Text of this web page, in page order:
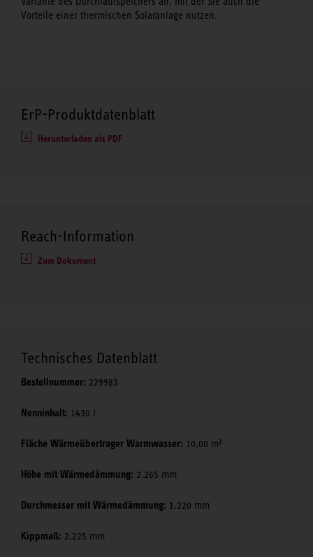
Vorteile einer thermischen Solaranlage nutzen.
ErP-Produktdatenblatt
Herunterladen als PDF
Reach-Information
Zum Dokument
Technisches Datenblatt
Bestellnummer: 229983
Nenninhalt: 1430 l
Fläche Wärmeübertrager Warmwasser: 10,00 m²
Höhe mit Wärmedämmung: 2.265 mm
Durchmesser mit Wärmedämmung: 1.220 mm
Kippmaß: 2.225 mm